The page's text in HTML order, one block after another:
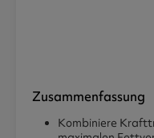
Zusammenfassung
Kombiniere